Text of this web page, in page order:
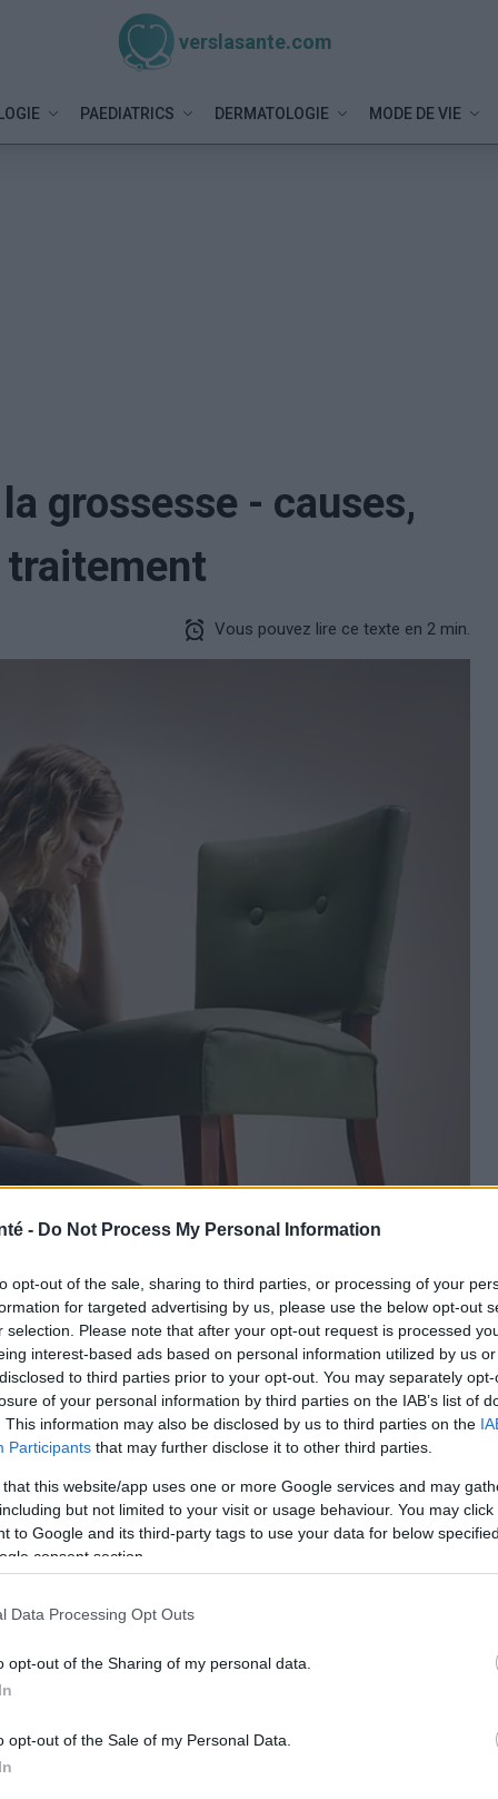
- Do Not Process My Personal Information
opt-out of the sale, sharing to third parties, or processing of your
for targeted advertising by us, please use the below opt-out
selection. Please note that after your opt-out request is processed
interest-based ads based on personal information utilized by us
to third parties prior to your opt-out. You may separately
of your personal information by third parties on the IAB’s list of
This information may also be disclosed by us to third parties on the
Participants that may further disclose it to other third parties.
that this website/app uses one or more Google services and may
but not limited to your visit or usage behaviour. You may
to Google and its third-party tags to use your data for below
consent section.
Data Processing Opt Outs
opt-out of the Sharing of my personal data.
opt-out of the Sale of my Personal Data.
verslasante.com
PAEDIATRICS DERMATOLOGIE MODE DE VIE
grossesse - causes,
traitement
Vous pouvez lire ce texte en 2 min.
ojoimages
Traitement
subjective et désagréable associée à la
Les vomissements, quant à eux, sont
intestinal supérieur combinée à une